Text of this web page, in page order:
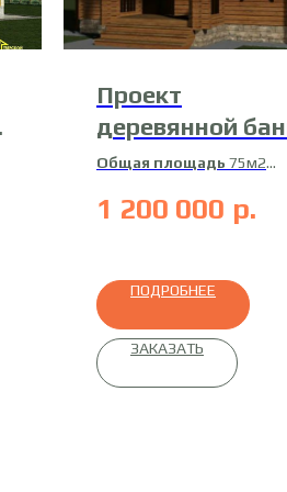
Проект
деревянной
Б-9
Общая площадь 75м2
Материал
1 200 000 р.
ПОДРОБНЕЕ
ЗАКАЗАТЬ